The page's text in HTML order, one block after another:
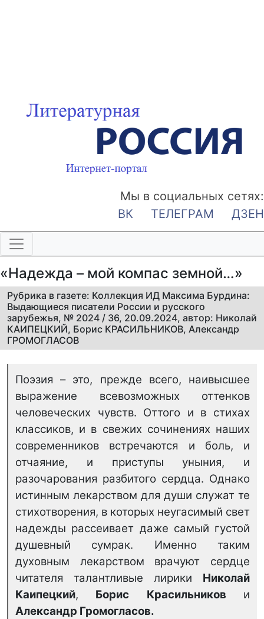
Мы в социальных сетях:
ВК
ТЕЛЕГРАМ ДЗЕН
«Надежда – мой компас земной…»
Рубрика в газете: Коллекция ИД Максима Бурдина:
Выдающиеся писатели России и русского
зарубежья, № 2024 / 36, 20.09.2024, автор: Николай
КАИПЕЦКИЙ, Борис КРАСИЛЬНИКОВ, Александр
ГРОМОГЛАСОВ
Поэзия – это, прежде всего, наивысшее
выражение всевозможных оттенков
человеческих чувств. Оттого и в стихах
классиков, и в свежих сочинениях наших
современников встречаются и боль, и
отчаяние, и приступы уныния, и
разочарования разбитого сердца. Однако
истинным лекарством для души служат те
стихотворения, в которых неугасимый свет
надежды рассеивает даже самый густой
душевный сумрак. Именно таким
духовным лекарством врачуют сердце
читателя талантливые лирики Николай
Каипецкий, Борис Красильников и
Александр Громогласов.